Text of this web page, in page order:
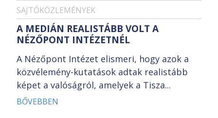
SAJTÓKÖZLEMÉNYEK
A MEDIÁN REALISTÁBB VOLT A
NÉZŐPONT INTÉZETNÉL
A Nézőpont Intézet elismeri, hogy azok a
közvélemény-kutatások adtak realistább
képet a valóságról, amelyek a Tisza...
BŐVEBBEN